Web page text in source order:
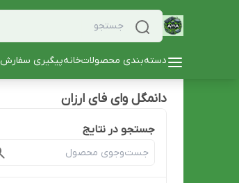
دسته‌بندی محصولاتخانهپیگیری سفارش
دانمگل وای فای ارزان
جستجو در نتایج